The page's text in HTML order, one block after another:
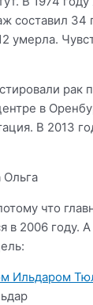
составил
умерла.
рак
в
В 2013
Ольга
что
в 2006 году.